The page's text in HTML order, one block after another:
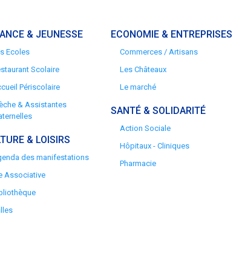
& JEUNESSE
Ecoles
Scolaire
Périscolaire
& Assistantes
& LOISIRS
des manifestations
Associative
ECONOMIE & ENTREPRISES
Commerces / Artisans
Les Châteaux
Le marché
SANTÉ & SOLIDARITÉ
Action Sociale
Hôpitaux - Cliniques
Pharmacie